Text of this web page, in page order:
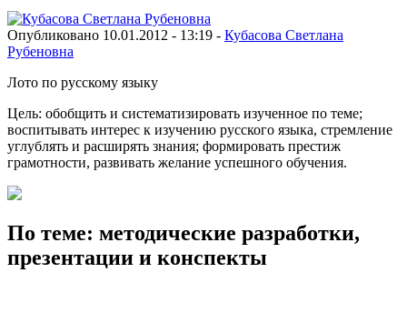
Опубликовано 10.01.2012 - 13:19 - Кубасова Светлана
Рубеновна
Лото по русскому языку
Цель: обобщить и систематизировать изученное по теме;
воспитывать интерес к изучению русского языка, стремление
углублять и расширять знания; формировать престиж
грамотности, развивать желание успешного обучения.
По теме: методические разработки,
презентации и конспекты